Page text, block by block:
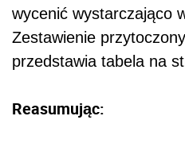
wycenić wystarczająco
Zestawienie
przedstawia tabela na
Reasumując: